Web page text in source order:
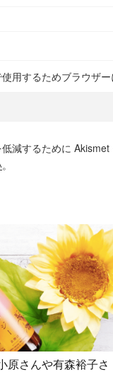
用するためブラウザ
減するために Akismet
。
原さんや有森裕子さ